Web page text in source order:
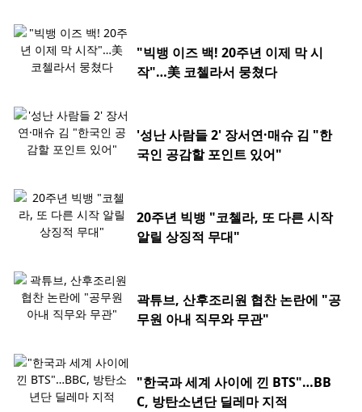
"빅뱅 이즈 백! 20주년 이제 막 시
작"…美 코첼라서 뭉쳤다
'성난 사람들 2' 장서연·매슈 김 "한
국인 공감할 포인트 있어"
20주년 빅뱅 "코첼라, 또 다른 시작
알릴 상징적 무대"
곽튜브, 산후조리원 협찬 논란에 "공
무원 아내 직무와 무관"
"한국과 세계 사이에 낀 BTS"…BB
C, 방탄소년단 딜레마 지적